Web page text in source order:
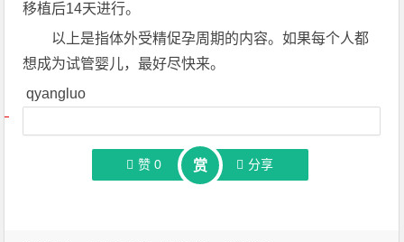
移植后14天进行。
以上是指体外受精促孕周期的内容。如果每个人都
想成为试管婴儿，最好尽快来。
qyangluo
文章导航
赞0 赏 分享